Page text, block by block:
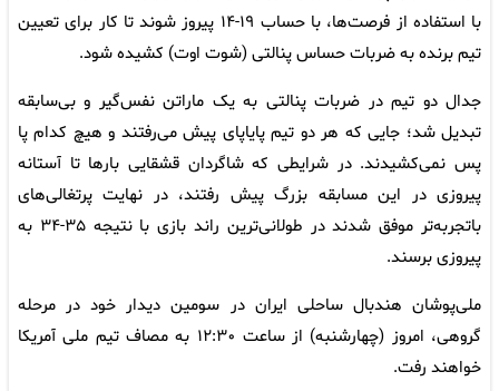
با استفاده از فرصت‌ها، با حساب ۱۹-۱۴ پیروز شوند تا کار برای تعیین
تیم برنده به ضربات حساس پنالتی (شوت اوت) کشیده شود.
جدال دو تیم در ضربات پنالتی به یک ماراتن نفس‌گیر و بی‌سابقه
تبدیل شد؛ جایی که هر دو تیم پایاپای پیش می‌رفتند و هیچ‌ کدام پا
پس نمی‌کشیدند. در شرایطی که شاگردان قشقایی بارها تا آستانه
پیروزی در این مسابقه بزرگ پیش رفتند، در نهایت پرتغالی‌های
باتجربه‌تر موفق شدند در طولانی‌ترین راند بازی با نتیجه ۳۵-۳۴ به
پیروزی برسند.
ملی‌پوشان هندبال ساحلی ایران در سومین دیدار خود در مرحله
گروهی، امروز (چهارشنبه) از ساعت ۱۲:۳۰ به مصاف تیم ملی آمریکا
خواهند رفت.